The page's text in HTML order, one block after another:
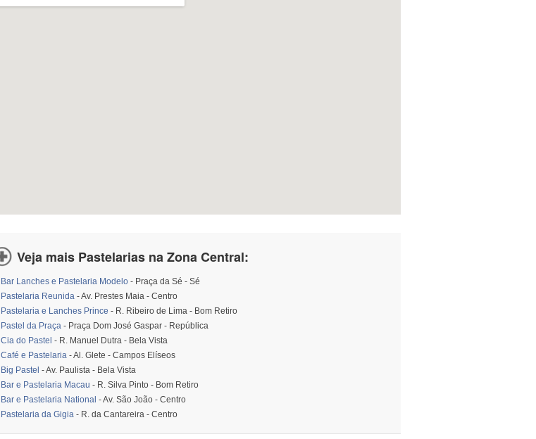
Veja mais Pastelarias na Zona Central:
Bar Lanches e Pastelaria Modelo - Praça da Sé - Sé
Pastelaria Reunida - Av. Prestes Maia - Centro
Pastelaria e Lanches Prince - R. Ribeiro de Lima - Bom Retiro
Pastel da Praça - Praça Dom José Gaspar - República
Cia do Pastel - R. Manuel Dutra - Bela Vista
Café e Pastelaria - Al. Glete - Campos Elíseos
Big Pastel - Av. Paulista - Bela Vista
Bar e Pastelaria Macau - R. Silva Pinto - Bom Retiro
Bar e Pastelaria National - Av. São João - Centro
Pastelaria da Gigia - R. da Cantareira - Centro